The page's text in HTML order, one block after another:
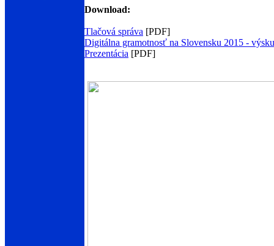
Download:
Tlačová správa [PDF]
Digitálna gramotnosť na Slovensku 2015 -
Prezentácia [PDF]